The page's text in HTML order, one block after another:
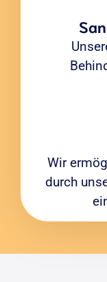
Wir
durch